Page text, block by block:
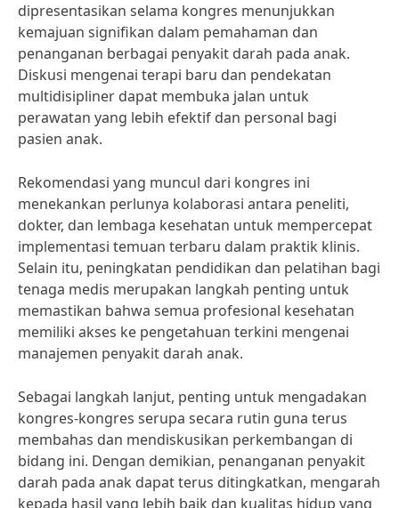
dipresentasikan selama kongres menunjukkan
kemajuan signifikan dalam pemahaman dan
penanganan berbagai penyakit darah pada anak.
Diskusi mengenai terapi baru dan pendekatan
multidisipliner dapat membuka jalan untuk
perawatan yang lebih efektif dan personal bagi
pasien anak.
Rekomendasi yang muncul dari kongres ini
menekankan perlunya kolaborasi antara peneliti,
dokter, dan lembaga kesehatan untuk mempercepat
implementasi temuan terbaru dalam praktik klinis.
Selain itu, peningkatan pendidikan dan pelatihan bagi
tenaga medis merupakan langkah penting untuk
memastikan bahwa semua profesional kesehatan
memiliki akses ke pengetahuan terkini mengenai
manajemen penyakit darah anak.
Sebagai langkah lanjut, penting untuk mengadakan
kongres-kongres serupa secara rutin guna terus
membahas dan mendiskusikan perkembangan di
bidang ini. Dengan demikian, penanganan penyakit
darah pada anak dapat terus ditingkatkan, mengarah
kepada hasil yang lebih baik dan kualitas hidup yang